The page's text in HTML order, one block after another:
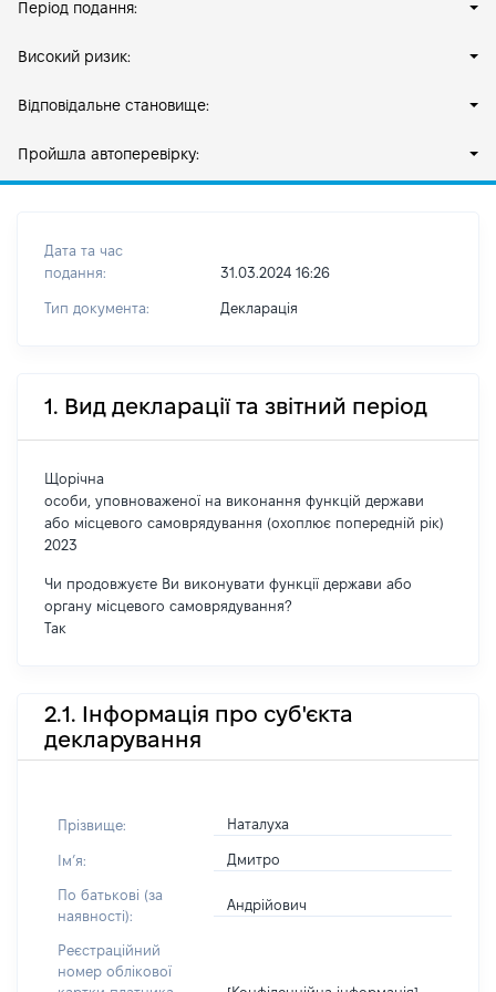
Період подання:
Високий ризик:
Відповідальне становище:
Пройшла автоперевірку:
Дата та час
подання:
31.03.2024 16:26
Тип документа: Декларація
1. Вид декларації та звітний період
Щорічна
особи, уповноваженої на виконання функцій держави
або місцевого самоврядування (охоплює попередній рік)
2023
Чи продовжуєте Ви виконувати функції держави або
органу місцевого самоврядування?
Так
2.1. Інформація про суб'єкта
декларування
Прізвище: Наталуха
Імʼя: Дмитро
По батькові (за
наявності):
Андрійович
Реєстраційний
номер облікової